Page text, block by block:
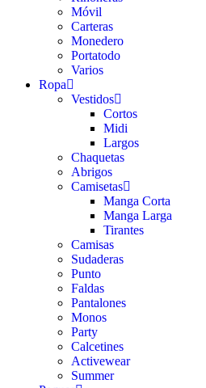
Móvil
Carteras
Monedero
Portatodo
Varios
Ropa
Vestidos
Cortos
Midi
Largos
Chaquetas
Abrigos
Camisetas
Manga Corta
Manga Larga
Tirantes
Camisas
Sudaderas
Punto
Faldas
Pantalones
Monos
Party
Calcetines
Activewear
Summer